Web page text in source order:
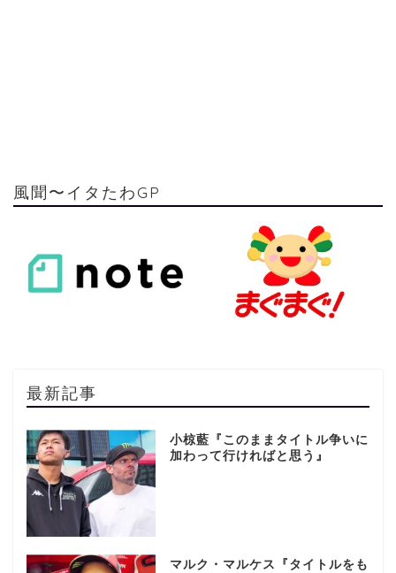
風聞〜イタたわGP
最新記事
小椋藍『このままタイトル争いに
加わって行ければと思う』
マルク・マルケス『タイトルをも